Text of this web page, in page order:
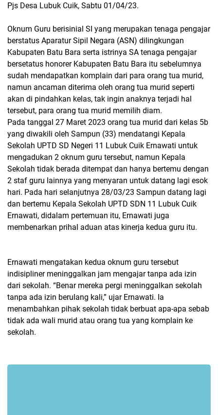
Pjs Desa Lubuk Cuik, Sabtu 01/04/23.
Oknum Guru berisinial SI yang merupakan tenaga pengajar
berstatus Aparatur Sipil Negara (ASN) dilingkungan
Kabupaten Batu Bara serta istrinya SA tenaga pengajar
bersetatus honorer Kabupaten Batu Bara itu sebelumnya
sudah mendapatkan komplain dari para orang tua murid,
namun ancaman diterima oleh orang tua murid seperti
akan di pindahkan kelas, tak ingin anaknya terjadi hal
tersebut, para orang tua murid memilih diam.
Pada tanggal 27 Maret 2023 orang tua murid dari kelas 5b
yang diwakili oleh Sampun (33) mendatangi Kepala
Sekolah UPTD SD Negeri 11 Lubuk Cuik Ernawati untuk
mengadukan 2 oknum guru tersebut, namun Kepala
Sekolah tidak berada ditempat dan hanya bertemu dengan
2 staf guru lainnya yang menyaran untuk datang lagi esok
hari. Pada hari selanjutnya 28/03/23 Sampun datang lagi
dan bertemu Kepala Sekolah UPTD SDN 11 Lubuk Cuik
Ernawati, didalam pertemuan itu, Ernawati juga
membenarkan prihal aduan atas kinerja kedua guru itu.
Ernawati mengatakan kedua oknum guru tersebut
indisipliner meninggalkan jam mengajar tanpa ada izin
dari sekolah. “Benar mereka pergi meninggalkan sekolah
tanpa ada izin berulang kali,” ujar Ernawati. Ia
menambahkan pihak sekolah tidak berbuat apa-apa sebab
tidak ada wali murid atau orang tua yang komplain ke
sekolah.